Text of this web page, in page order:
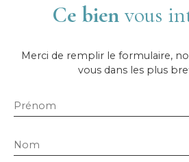
Ce bien vous
Merci de remplir le formulaire,
vous dans les plus
Prénom
Nom